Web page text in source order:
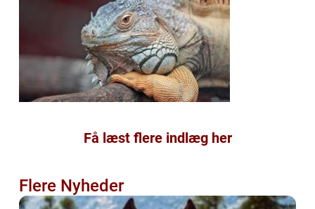
Få læst flere indlæg her
Flere Nyheder